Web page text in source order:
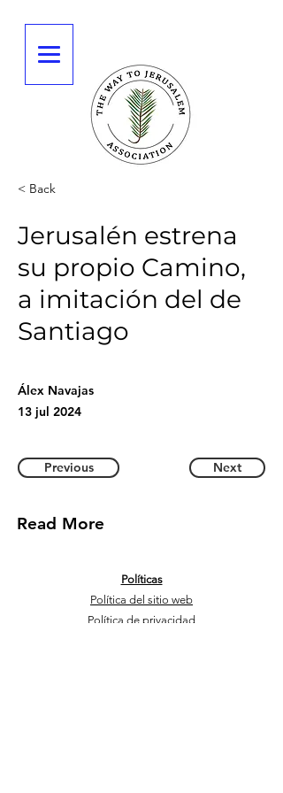
< Back
Jerusalén estrena
su propio Camino,
a imitación del de
Santiago
Álex Navajas
13 jul 2024
Previous Next
Read More
Políticas
Política del sitio web
Política de privacidad